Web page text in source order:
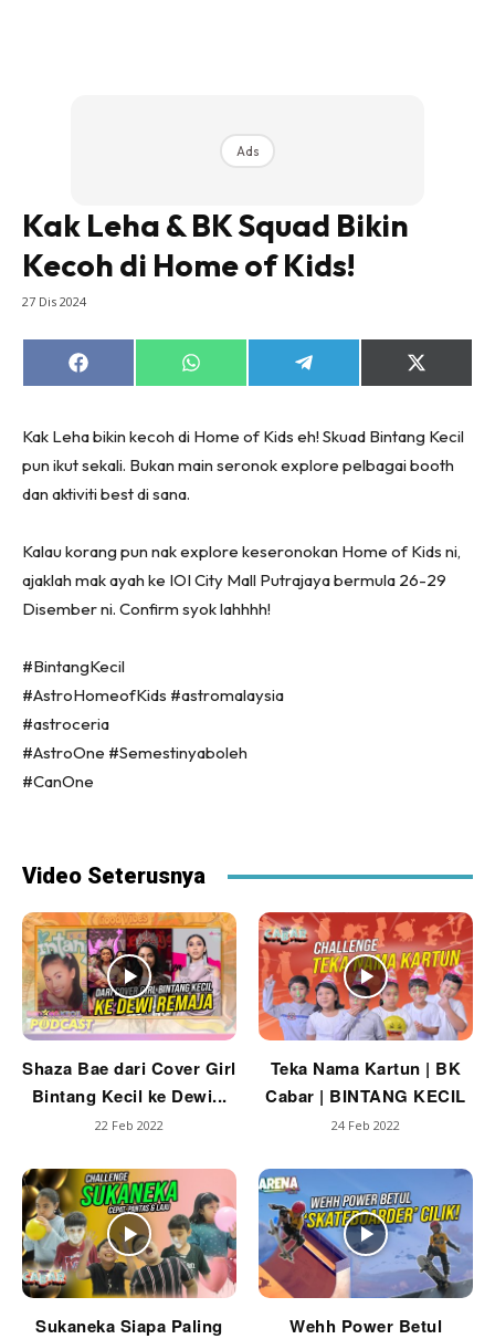
Ads
Kak Leha & BK Squad Bikin
Kecoh di Home of Kids!
27 Dis 2024
Share
on
Share
on
Share
on
Share
on
Kak Leha bikin kecoh di Home of Kids eh! Skuad Bintang Kecil
pun ikut sekali. Bukan main seronok explore pelbagai booth
dan aktiviti best di sana.
Kalau korang pun nak explore keseronokan Home of Kids ni,
ajaklah mak ayah ke IOI City Mall Putrajaya bermula 26-29
Disember ni. Confirm syok lahhhh!
#BintangKecil
#AstroHomeofKids #astromalaysia
#astroceria
#AstroOne #Semestinyaboleh
#CanOne
Video Seterusnya
Shaza Bae dari Cover Girl
Bintang Kecil ke Dewi...
22 Feb 2022
Teka Nama Kartun | BK
Cabar | BINTANG KECIL
24 Feb 2022
Sukaneka Siapa Paling
Wehh Power Betul